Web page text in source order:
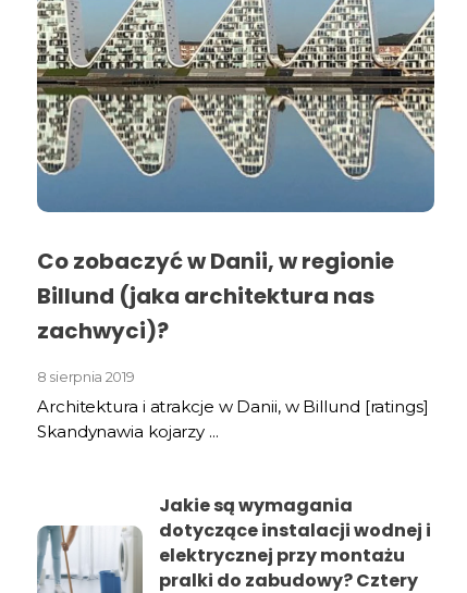
Co zobaczyć w Danii, w regionie
Billund (jaka architektura nas
zachwyci)?
8 sierpnia 2019
Architektura i atrakcje w Danii, w Billund [ratings]
Skandynawia kojarzy ...
Jakie są wymagania
dotyczące instalacji wodnej i
elektrycznej przy montażu
pralki do zabudowy? Cztery